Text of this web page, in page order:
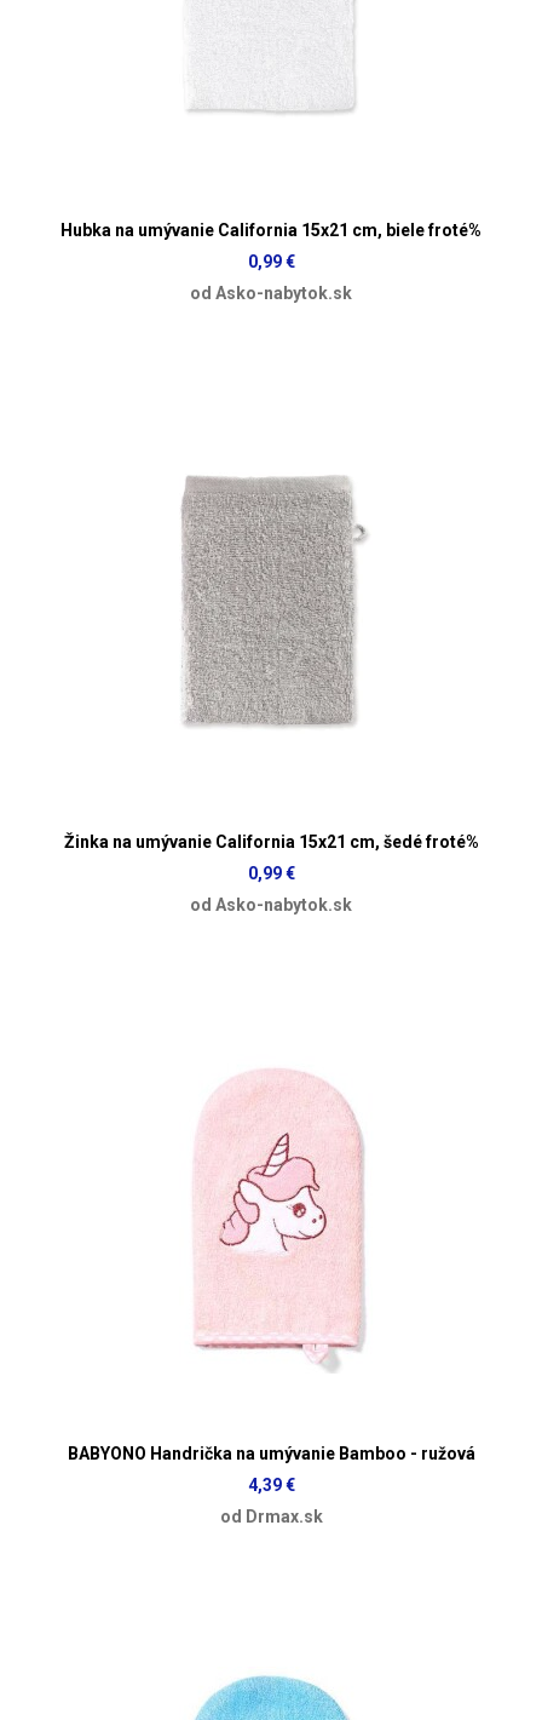
Hubka na umývanie California 15x21 cm, biele froté%
0,99 €
od Asko-nabytok.sk
Žinka na umývanie California 15x21 cm, šedé froté%
0,99 €
od Asko-nabytok.sk
BABYONO Handrička na umývanie Bamboo - ružová
4,39 €
od Drmax.sk